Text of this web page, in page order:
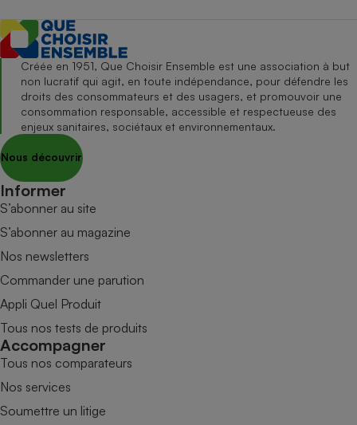
Créée en 1951, Que Choisir Ensemble est une association à but
non lucratif qui agit, en toute indépendance, pour défendre les
droits des consommateurs et des usagers, et promouvoir une
consommation responsable, accessible et respectueuse des
enjeux sanitaires, sociétaux et environnementaux.
Nous découvrir
Informer
S’abonner au site
S’abonner au magazine
Nos newsletters
Commander une parution
Appli Quel Produit
Tous nos tests de produits
Accompagner
Tous nos comparateurs
Nos services
Soumettre un litige